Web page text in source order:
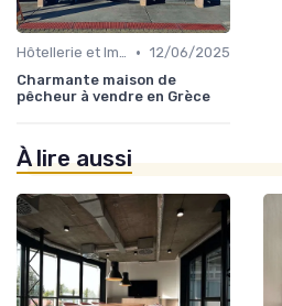
Hôtellerie et Immobilier de Loisirs • 12/06/2025
Charmante maison de
pêcheur à vendre en Grèce
À lire aussi